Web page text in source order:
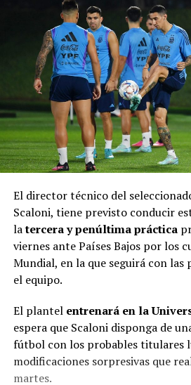
El director técnico del
Scaloni, tiene previsto conducir
latercera y penúltima práctica
viernes ante Países Bajos por los
Mundial, en la que seguirá con las
el equipo.
El plantel entrenará en la
espera que Scaloni disponga de
fútbol con los probables titulares
modificaciones sorpresivas que
martes.